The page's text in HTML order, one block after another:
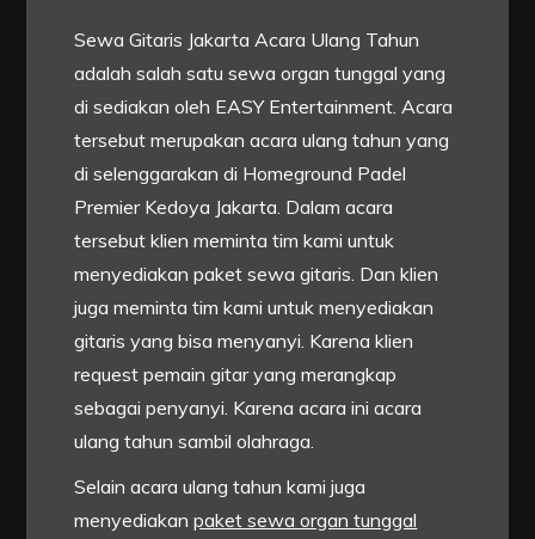
Sewa Gitaris Jakarta Acara Ulang Tahun
adalah salah satu sewa organ tunggal yang
di sediakan oleh EASY Entertainment. Acara
tersebut merupakan acara ulang tahun yang
di selenggarakan di Homeground Padel
Premier Kedoya Jakarta. Dalam acara
tersebut klien meminta tim kami untuk
menyediakan paket sewa gitaris. Dan klien
juga meminta tim kami untuk menyediakan
gitaris yang bisa menyanyi. Karena klien
request pemain gitar yang merangkap
sebagai penyanyi. Karena acara ini acara
ulang tahun sambil olahraga.
Selain acara ulang tahun kami juga
menyediakanpaket sewa organ tunggal